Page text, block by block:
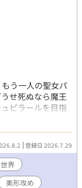
う一人の聖女パ
せ死ぬなら魔王
ピラールを目指
死にかける。 次
美形の魔王様が
ね〜！」「もう
かされて、ルイ
肯定感低め聖女
ただければと思
登録日 2026.7.29
界
美形攻め